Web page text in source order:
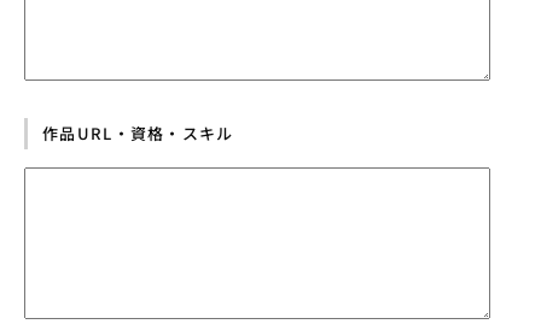
作品URL・資格・スキル